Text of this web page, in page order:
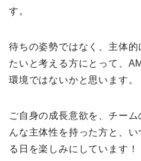
す。
待ちの姿勢ではなく、主体
たいと考える方にとって、
環境ではないかと思います。
ご自身の成長意欲を、チー
んな主体性を持った方と、
る日を楽しみにしています！